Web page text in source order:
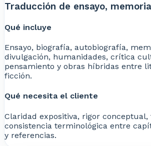
Traducción de ensayo,
Qué incluye
Ensayo, biografía, autobiografía,
divulgación, humanidades, crítica
pensamiento y obras híbridas entre
ficción.
Qué necesita el cliente
Claridad expositiva, rigor
consistencia terminológica entre
y referencias.